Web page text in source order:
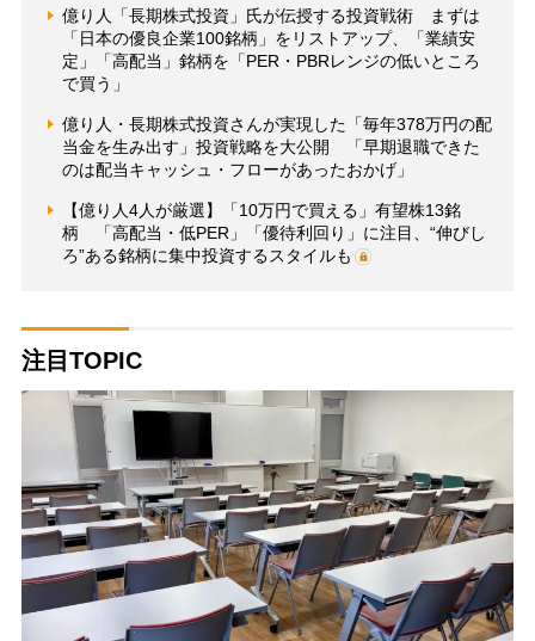
億り人「長期株式投資」氏が伝授する投資戦術 まずは
「日本の優良企業100銘柄」をリストアップ、「業績安
定」「高配当」銘柄を「PER・PBRレンジの低いところ
で買う」
億り人・長期株式投資さんが実現した「毎年378万円の配
当金を生み出す」投資戦略を大公開 「早期退職できた
のは配当キャッシュ・フローがあったおかげ」
【億り人4人が厳選】「10万円で買える」有望株13銘
柄 「高配当・低PER」「優待利回り」に注目、“伸びし
ろ”ある銘柄に集中投資するスタイルも
注目TOPIC